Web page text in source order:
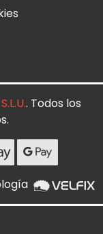
. Todos los